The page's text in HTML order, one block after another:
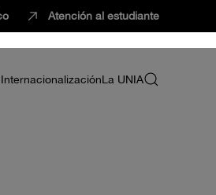
Atención al estudiante
InternacionalizaciónLa UNIA